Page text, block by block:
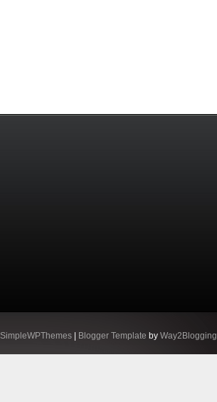
SimpleWPThemes Blogger Template by Way2Blogging